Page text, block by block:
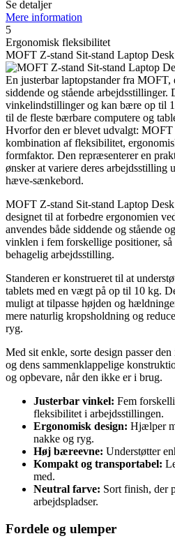
Se detaljer
Mere information
5
Ergonomisk fleksibilitet
MOFT Z-stand Sit-stand Laptop
En justerbar laptopstander fra
siddende og stående arbejdsstillinger.
vinkelindstillinger og kan bære op til
til de fleste bærbare computere og
Hvorfor den er blevet udvalgt:
kombination af fleksibilitet,
formfaktor. Den repræsenterer en
ønsker at variere deres arbejdsstilling
hæve-sænkebord.
MOFT Z-stand Sit-stand Laptop
designet til at forbedre ergonomien
anvendes både siddende og stående
vinklen i fem forskellige positioner, så
behagelig arbejdsstilling.
Standeren er konstrueret til at
tablets med en vægt på op til 10 kg.
muligt at tilpasse højden og
mere naturlig kropsholdning og
ryg.
Med sit enkle, sorte design passer
og dens sammenklappelige
og opbevare, når den ikke er i brug.
Justerbar vinkel: Fem
fleksibilitet i arbejdsstillingen.
Ergonomisk design: Hjælper
nakke og ryg.
Høj bæreevne: Understøtter
Kompakt og transportabel:
med.
Neutral farve: Sort finish, der
arbejdspladser.
Fordele og ulemper